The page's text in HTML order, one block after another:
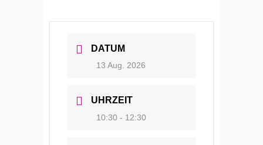
DATUM
13 Aug. 2026
UHRZEIT
10:30 - 12:30